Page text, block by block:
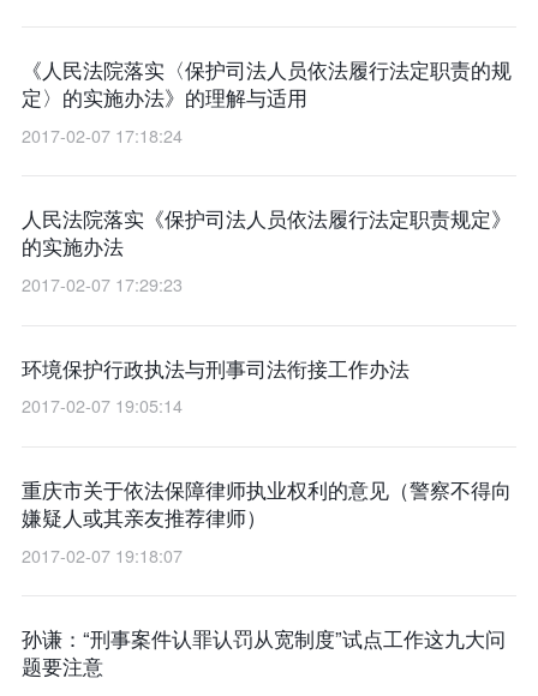
《人民法院落实〈保护司法人员依法履行法定职责的规
定〉的实施办法》的理解与适用
2017-02-07 17:18:24
人民法院落实《保护司法人员依法履行法定职责规定》
的实施办法
2017-02-07 17:29:23
环境保护行政执法与刑事司法衔接工作办法
2017-02-07 19:05:14
重庆市关于依法保障律师执业权利的意见（警察不得向
嫌疑人或其亲友推荐律师）
2017-02-07 19:18:07
孙谦：“刑事案件认罪认罚从宽制度”试点工作这九大问
题要注意